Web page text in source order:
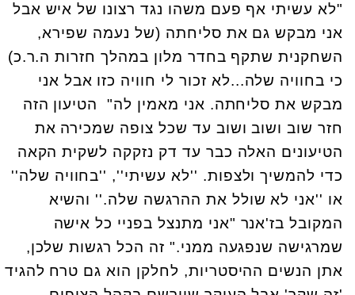
"לא עשיתי אף פעם משהו נגד רצונו של איש אבל
אני מבקש גם את סליחתה (של נעמה שפירא,
השחקנית שתקף בחדר מלון במהלך חזרות ה.ר.כ)
כי בחוויה שלה...לא זכור לי חוויה כזו אבל אני
מבקש את סליחתה. אני מאמין לה" הטיעון הזה
חזר שוב ושוב ושוב עד שכל צופה שמכירה את
הטיעונים האלה כבר עד דק נזקקה לשקית הקאה
כדי להמשיך ולצפות. ''לא עשיתי'', ''בחוויה שלה''
או ''אני לא שולל את ההרגשה שלה.'' והשיא
המקובל בז'אנר "אני מתנצל בפניי כל אישה
שמרגישה שנפגעה ממני." זה הכל רגשות שלכן,
אתן הנשים ההיסטריות, לחלקן הוא גם טרח להגיד